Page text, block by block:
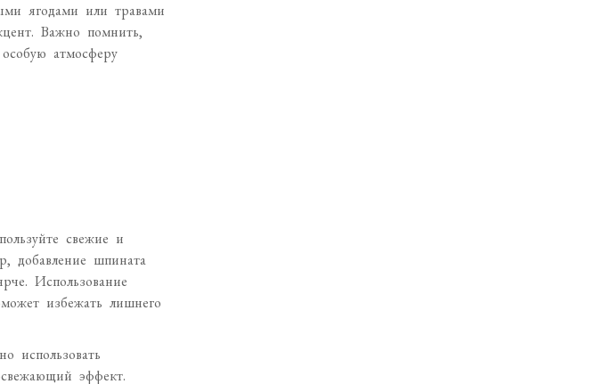
ягодами или травами
Важно помнить,
атмосферу
свежие и
добавление шпината
Использование
избежать лишнего
использовать
эффект.